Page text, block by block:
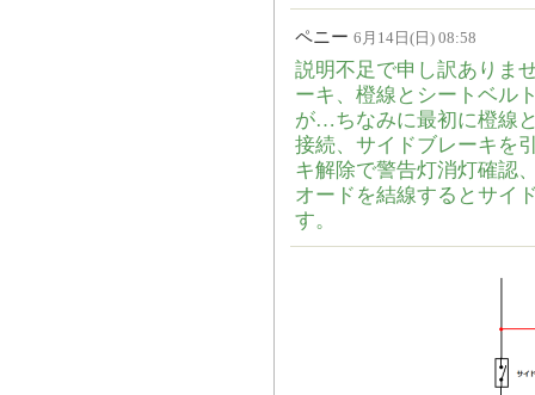
ペニー 6月14日(日) 08:58
説明不足で申し訳ありま
ーキ、橙線とシートベル
が…ちなみに最初に橙線
接続、サイドブレーキを
キ解除で警告灯消灯確認
オードを結線するとサイ
す。